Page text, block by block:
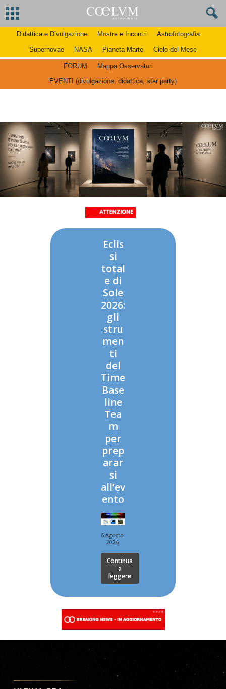
Didattica e Divulgazione Mostre e Incontri
Astrofotografia
Supernovae
NASA Pianeta Marte Cielo del Mese
FORUM
Mappa Osservatori
EVENTI (divulgazione, didattica, star party)
Eclis
si
total
e di
Sole
2026:
gli
stru
men
ti
del
Time
Base
line
Tea
m
per
prep
arar
si
all’ev
ento
6 Agosto
2026
Continua
a
leggere